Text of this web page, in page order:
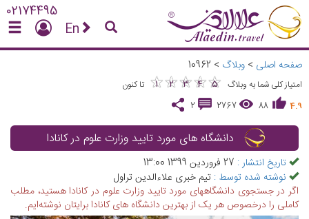
02174495
En
صفحه اصلی > وبلاگ >
10962
امتیاز کلی شما به وبلاگ ★
1 ★
2 ★
3 ★
4 ★
5
★★★★★
تا کنون
4.9
88
2767
2
دانشگاه های مورد تایید وزارت علوم در کانادا
تاریخ انتشار : 27 فروردین 1399 13:00
نوشته شده توسط : تیم خبری علاءالدین تراول
اگر در جستجوی دانشگاههای مورد تایید وزارت علوم در کانادا هستید، مطلب
کاملی را درخصوص هر یک از بهترین دانشگاه های کانادا برایتان نوشته‌ایم.